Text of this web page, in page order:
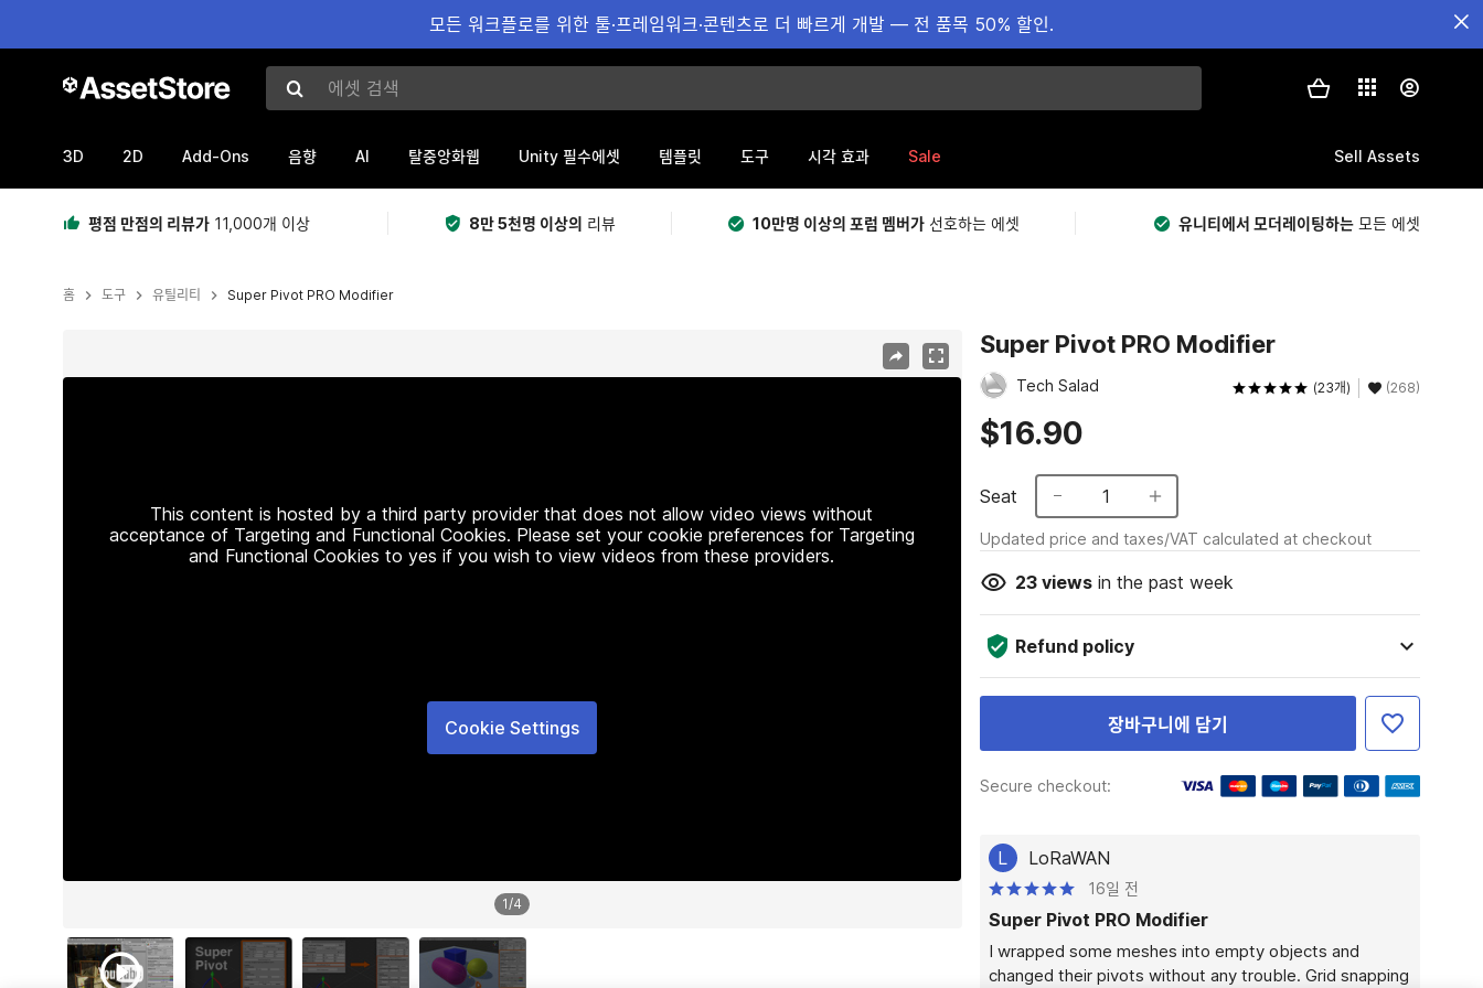
모든 워크플로를 위한 툴·프레임워크·콘텐츠로 더 빠르게 개발 — 전 품목 50% 할인.
에셋 검색
3D 2D Add-Ons 음향 AI 탈중앙화웹 Unity 필수에셋 템플릿 도구 시각 효과 Sale Sell Assets
평점 만점의 리뷰가 11,000개 이상 8만 5천명 이상의 리뷰 10만명 이상의 포럼 멤버가 선호하는 에셋 유니티에서 모더레이팅하는 모든 에셋
홈 도구 유틸리티 Super Pivot PRO Modifier
This content is hosted by a third party provider that does not allow video views without
acceptance of Targeting and Functional Cookies. Please set your cookie preferences for Targeting
and Functional Cookies to yes if you wish to view videos from these providers.
Cookie Settings
1/4
Super Pivot PRO Modifier
Tech Salad (23개) (268)
$16.90
Seat 1
Updated price and taxes/VAT calculated at checkout
23viewsin the past week
Refund policy
장바구니에 담기
Secure checkout:
L LoRaWAN
16일 전
Super Pivot PRO Modifier
I wrapped some meshes into empty objects and
changed their pivots without any trouble. Grid snapping